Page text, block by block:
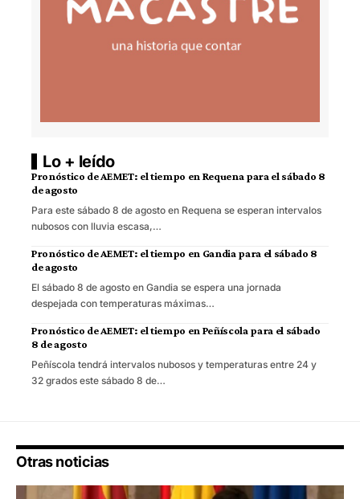
Lo + leído
Pronóstico de AEMET: el tiempo en Requena para el sábado 8
de agosto
Para este sábado 8 de agosto en Requena se esperan intervalos
nubosos con lluvia escasa,…
Pronóstico de AEMET: el tiempo en Gandia para el sábado 8
de agosto
El sábado 8 de agosto en Gandia se espera una jornada
despejada con temperaturas máximas…
Pronóstico de AEMET: el tiempo en Peñíscola para el sábado
8 de agosto
Peñíscola tendrá intervalos nubosos y temperaturas entre 24 y
32 grados este sábado 8 de…
Otras noticias